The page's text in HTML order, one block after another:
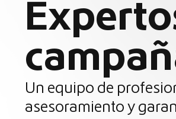
Un equipo de
asesoramiento y